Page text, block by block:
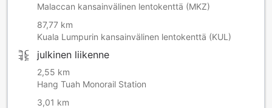
Malaccan kansainvälinen lentokenttä (MKZ)
87,77 km
Kuala Lumpurin kansainvälinen lentokenttä (KUL)
julkinen liikenne
2,55 km
Hang Tuah Monorail Station
3,01 km